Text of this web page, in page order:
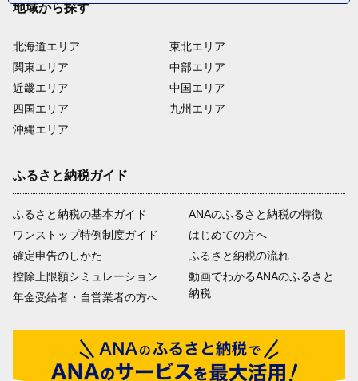
地域から探す
北海道エリア
関東エリア
近畿エリア
四国エリア
沖縄エリア
東北エリア
中部エリア
中国エリア
九州エリア
ふるさと納税ガイド
ふるさと納税の基本ガイド
ワンストップ特例制度ガイド
確定申告のしかた
控除上限額シミュレーション
年金受給者・自営業者の方へ
ANAのふるさと納税の特徴
はじめての方へ
ふるさと納税の流れ
動画でわかるANAのふるさと
納税